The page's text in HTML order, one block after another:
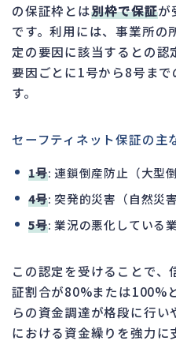
の保証枠とは別枠で保証が
です。利用には、事業所の
定の要因に該当するとの認
要因ごとに1号から8号ま
す。
セーフティネット保証の主
1号: 連鎖倒産防止（大型
4号: 突発的災害（自然災害
5号: 業況の悪化している
この認定を受けることで
証割合が80%または100%
らの資金調達が格段に行
における資金繰りを強力に